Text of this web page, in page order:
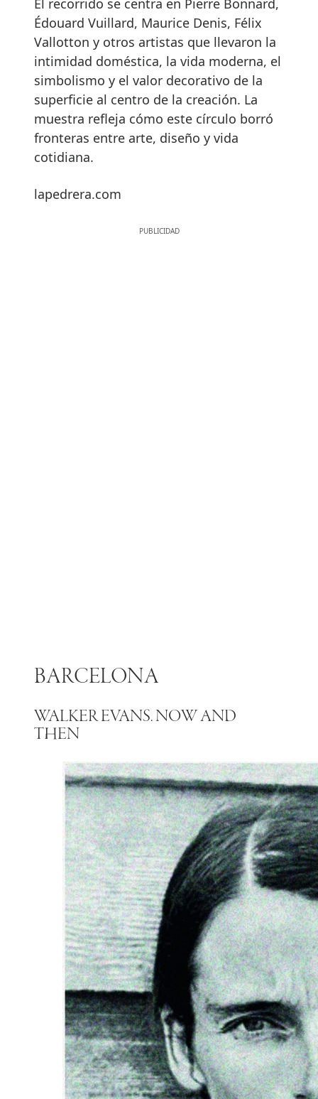
Édouard Vuillard, Maurice Denis, Félix
Vallotton y otros artistas que llevaron la
intimidad doméstica, la vida moderna, el
simbolismo y el valor decorativo de la
superficie al centro de la creación. La
muestra refleja cómo este círculo borró
fronteras entre arte, diseño y vida
cotidiana.
lapedrera.com
BARCELONA
WALKER EVANS. NOW AND
THEN